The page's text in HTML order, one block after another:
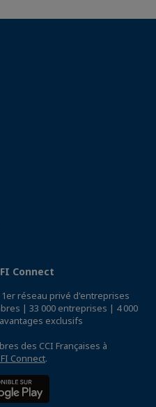
Connect
réseau privé d'entreprises
| 33 000 entreprises | 4 000
exclusifs
des CCI Françaises à
Connect.